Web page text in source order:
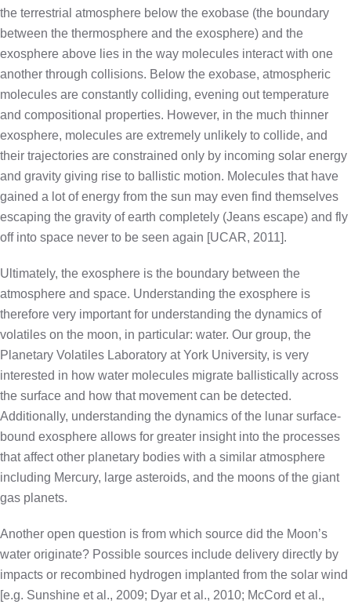
the terrestrial atmosphere below the exobase (the boundary
between the thermosphere and the exosphere) and the
exosphere above lies in the way molecules interact with one
another through collisions. Below the exobase, atmospheric
molecules are constantly colliding, evening out temperature
and compositional properties. However, in the much thinner
exosphere, molecules are extremely unlikely to collide, and
their trajectories are constrained only by incoming solar energy
and gravity giving rise to ballistic motion. Molecules that have
gained a lot of energy from the sun may even find themselves
escaping the gravity of earth completely (Jeans escape) and fly
off into space never to be seen again [UCAR, 2011].
Ultimately, the exosphere is the boundary between the
atmosphere and space. Understanding the exosphere is
therefore very important for understanding the dynamics of
volatiles on the moon, in particular: water. Our group, the
Planetary Volatiles Laboratory at York University, is very
interested in how water molecules migrate ballistically across
the surface and how that movement can be detected.
Additionally, understanding the dynamics of the lunar surface-
bound exosphere allows for greater insight into the processes
that affect other planetary bodies with a similar atmosphere
including Mercury, large asteroids, and the moons of the giant
gas planets.
Another open question is from which source did the Moon’s
water originate? Possible sources include delivery directly by
impacts or recombined hydrogen implanted from the solar wind
[e.g. Sunshine et al., 2009; Dyar et al., 2010; McCord et al.,